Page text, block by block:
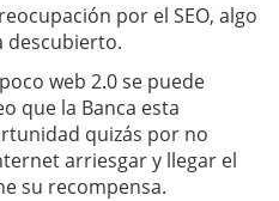
por el SEO, algo
descubierto.
web 2.0 se puede
que la Banca esta
quizás por no
arriesgar y llegar el
su recompensa.